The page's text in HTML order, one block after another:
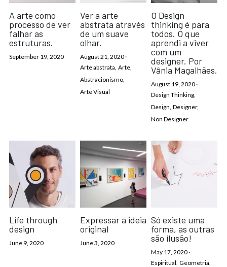
A arte como
processo de ver
falhar as
estruturas.
September 19, 2020
Ver a arte
abstrata através
de um suave
olhar.
August 21, 2020·
Arte abstrata, Arte,
Abstracionismo,
Arte Visual
O Design
thinking é para
todos. O que
aprendi a viver
com um
designer. Por
Vânia Magalhães.
August 19, 2020·
Design Thinking,
Design, Designer,
Non Designer
Life through
design
June 9, 2020
Expressar a ideia
original
June 3, 2020
Só existe uma
forma, as outras
são ilusão!
May 17, 2020·
Espiritual, Geometria,